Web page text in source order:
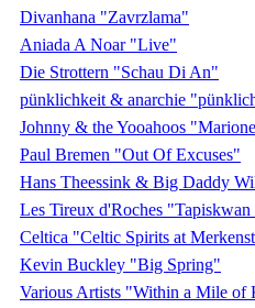
Divanhana "Zavrzlama"
Aniada A Noar "Live"
Die Strottern "Schau Di An"
pünklichkeit & anarchie
Johnny & the Yooahoos
Paul Bremen "Out Of Excuses"
Hans Theessink & Big Daddy
Les Tireux d'Roches
Celtica "Celtic Spirits at
Kevin Buckley "Big Spring"
Various Artists "Within a Mile of